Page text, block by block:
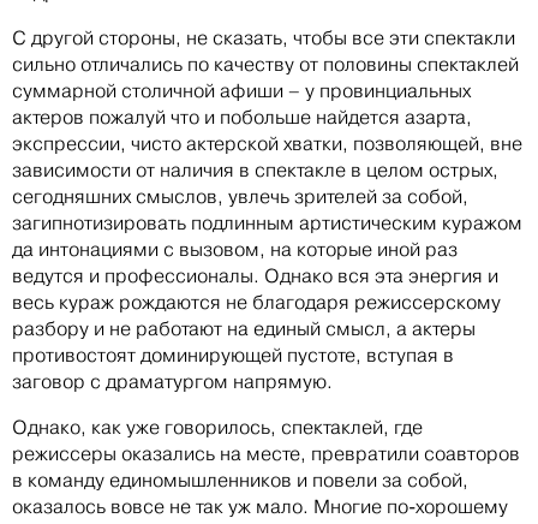
С другой стороны, не сказать, чтобы все эти спектакли
сильно отличались по качеству от половины спектаклей
суммарной столичной афиши – у провинциальных
актеров пожалуй что и побольше найдется азарта,
экспрессии, чисто актерской хватки, позволяющей, вне
зависимости от наличия в спектакле в целом острых,
сегодняшних смыслов, увлечь зрителей за собой,
загипнотизировать подлинным артистическим куражом
да интонациями с вызовом, на которые иной раз
ведутся и профессионалы. Однако вся эта энергия и
весь кураж рождаются не благодаря режиссерскому
разбору и не работают на единый смысл, а актеры
противостоят доминирующей пустоте, вступая в
заговор с драматургом напрямую.
Однако, как уже говорилось, спектаклей, где
режиссеры оказались на месте, превратили соавторов
в команду единомышленников и повели за собой,
оказалось вовсе не так уж мало. Многие по-хорошему